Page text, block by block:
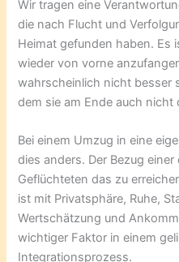
Wir tragen eine
die nach Flucht und
Heimat gefunden haben. Es
wieder von vorne
wahrscheinlich nicht besser
dem sie am Ende auch
Bei einem Umzug in eine
dies anders. Der Bezug
Geflüchteten das zu
ist mit Privatsphäre, Ruhe,
Wertschätzung und
wichtiger Faktor in einem
Integrationsprozess.